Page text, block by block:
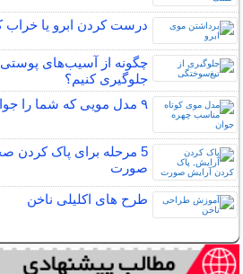
درست کردن ابرو یا خراب
چگونه از آسیب‌های
جلوگیری کنیم؟
۹ مدل مویی که شما را جوان تر نشان می دهد!
5 مرحله برای پاک کردن
صورت
طرح های اکلیلی ناخن